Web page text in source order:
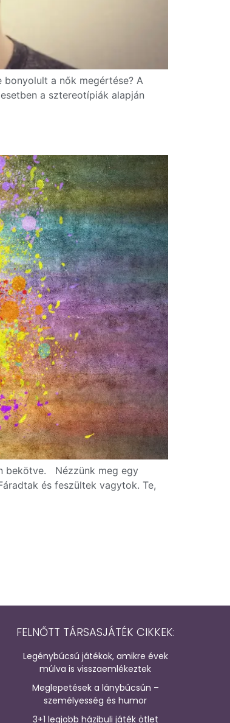
a nők megértése? A
a sztereotípiák alapján
bekötve. Nézzünk meg egy
és feszültek vagytok. Te,
FELNŐTT TÁRSASJÁTÉK CIKKEK:
Legénybúcsú játékok, amikre évek
múlva is visszaemlékeztek
Meglepetések a lánybúcsún –
személyesség és humor
3+1 legjobb házibuli játék ötlet